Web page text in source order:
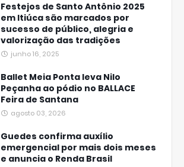
Festejos de Santo Antônio 2025
em Itiúca são marcados por
sucesso de público, alegria e
valorização das tradições
junho 16, 2025
Ballet Meia Ponta leva Nilo
Peçanha ao pódio no BALLACE
Feira de Santana
agosto 03, 2026
Guedes confirma auxílio
emergencial por mais dois meses
e anuncia o Renda Brasil